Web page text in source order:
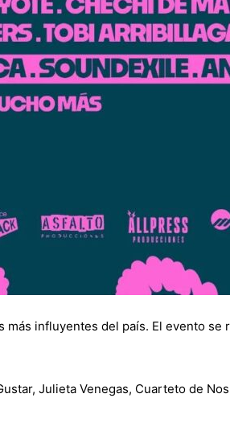
más influyentes del país. El evento se
Julieta Venegas, Cuarteto de